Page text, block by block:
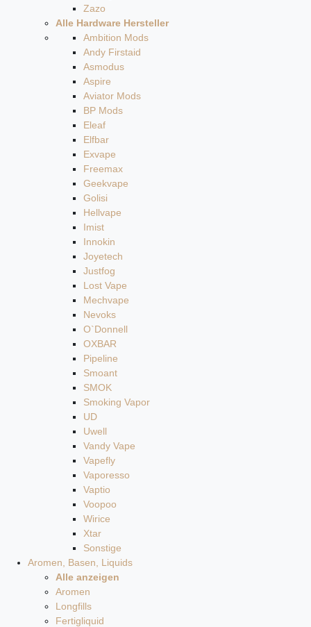
Zazo
Alle Hardware Hersteller
Ambition Mods
Andy Firstaid
Asmodus
Aspire
Aviator Mods
BP Mods
Eleaf
Elfbar
Exvape
Freemax
Geekvape
Golisi
Hellvape
Imist
Innokin
Joyetech
Justfog
Lost Vape
Mechvape
Nevoks
O`Donnell
OXBAR
Pipeline
Smoant
SMOK
Smoking Vapor
UD
Uwell
Vandy Vape
Vapefly
Vaporesso
Vaptio
Voopoo
Wirice
Xtar
Sonstige
Aromen, Basen, Liquids
Alle anzeigen
Aromen
Longfills
Fertigliquid